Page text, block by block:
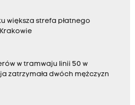
większa strefa płatnego
w tramwaju linii 50 w
zatrzymała dwóch mężczyzn